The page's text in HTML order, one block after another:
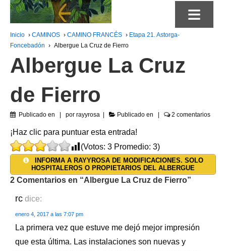
≡
Inicio › CAMINOS › CAMINO FRANCÉS › Etapa 21. Astorga-
Foncebadón › Albergue La Cruz de Fierro
Albergue La Cruz
de Fierro
Publicado en por rayyrosa Publicado en 2 comentarios
¡Haz clic para puntuar esta entrada!
(Votos: 3 Promedio: 3)
INFORMA A RAYYROSA DE MODIFICACIONES. SOLO
HOSPITALEROS O PROPIETARIOS DEL ALBERGUE
2 Comentarios en “Albergue La Cruz de Fierro”
rc dice:
enero 4, 2017 a las 7:07 pm
La primera vez que estuve me dejó mejor impresión
que esta última. Las instalaciones son nuevas y